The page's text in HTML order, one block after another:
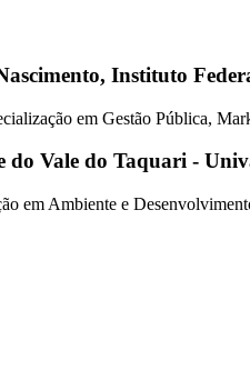
Instituto
em Gestão Pública,
do Vale do Taquari -
em Ambiente e